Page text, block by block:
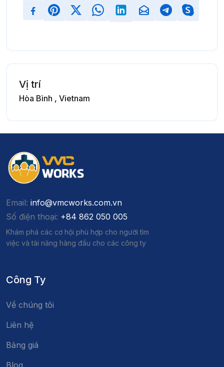
Vị trí
Hòa Bình , Vietnam
Email: info@vmcworks.com.vn
Số điện thoại: +84 862 050 005
Khám phá các cơ hội phù hợp cho người tìm
việc và tài năng hàng đầu cho các công ty
Công Ty
Về chúng tôi
Liên hệ
Bảng giá
Blog